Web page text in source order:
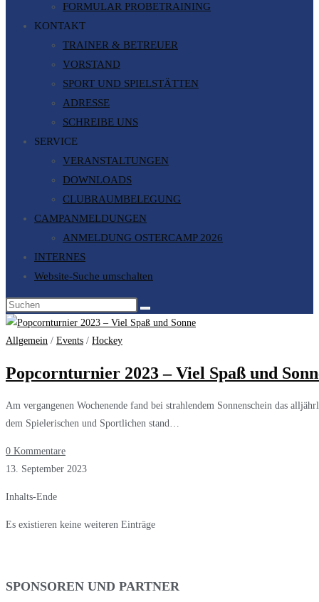
FORMULAR PROBETRAINING
KONTAKT
TRAINER & BETREUER
VORSTAND
SPORT UND SPIELSTÄTTEN
ADRESSE
SCHREIBE UNS
SERVICE
VERANSTALTUNGEN
DOWNLOADS
CLUBRAUMBELEGUNG
CAMPANMELDUNGEN
ANMELDUNG OSTERCAMP 2026
INTERNES
Website-Suche umschalten
Allgemein / Events / Hockey
Popcornturnier 2023 – Viel Spaß und
Am vergangenen Wochenende fand bei strahlendem Sonnenschein das
dem Spielerischen und Sportlichen stand…
0 Kommentare
13. September 2023
Inhalts-Ende
Es existieren keine weiteren Einträge
SPONSOREN UND PARTNER